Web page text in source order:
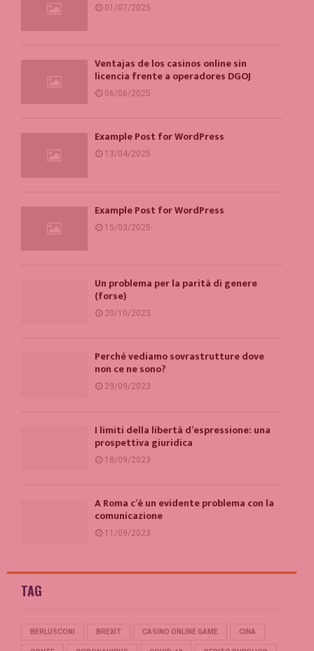
01/07/2025
Ventajas de los casinos online sin
licencia frente a operadores DGOJ
06/06/2025
Example Post for WordPress
13/04/2025
Example Post for WordPress
15/03/2025
Un problema per la parità di genere
(forse)
20/10/2023
Perché vediamo sovrastrutture dove
non ce ne sono?
29/09/2023
I limiti della libertà d’espressione: una
prospettiva giuridica
18/09/2023
A Roma c’è un evidente problema con la
comunicazione
11/09/2023
TAG
BERLUSCONI BREXIT CASINO ONLINE GAME CINA